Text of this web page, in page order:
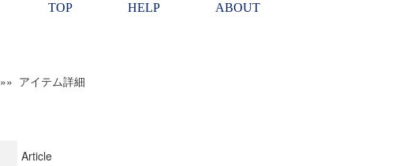
TOP HELP ABOUT
»» アイテム詳細
Article